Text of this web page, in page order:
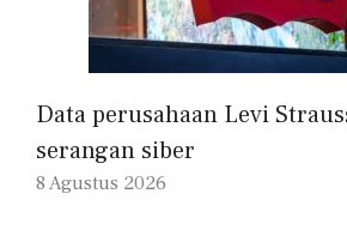
Data perusahaan Levi
serangan siber
8 Agustus 2026